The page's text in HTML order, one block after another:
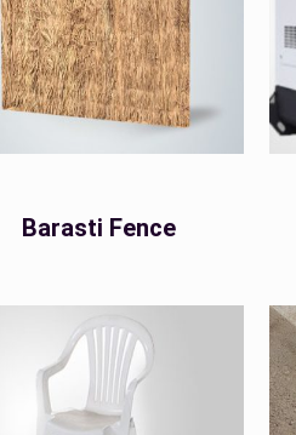
Barasti Fence